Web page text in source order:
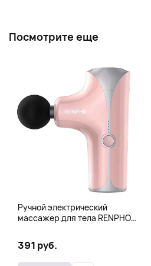
Посмотрите еще
Ручной электрический
массажер для тела RENPHO
391 руб.